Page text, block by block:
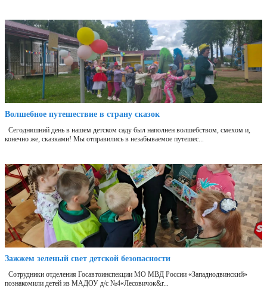
Волшебное путешествие в страну сказок
Сегодняшний день в нашем детском саду был наполнен волшебством, смехом и,
конечно же, сказками! Мы отправились в незабываемое путешес...
Зажжем зеленый свет детской безопасности
Сотрудники отделения Госавтоинспекции МО МВД России «Западнодвинский»
познакомили детей из МАДОУ д/с №4«Лесовичок&r...